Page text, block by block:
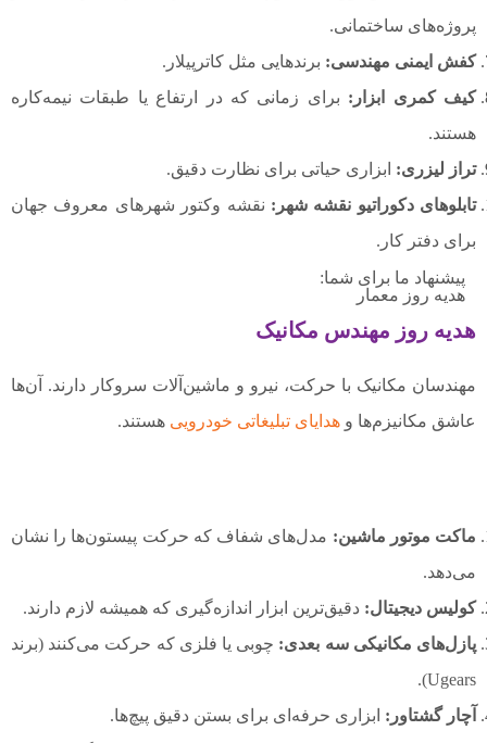
پروژه‌های ساختمانی.
کفش ایمنی مهندسی: برندهایی مثل کاترپیلار.
کیف کمری ابزار: برای زمانی که در ارتفاع یا طبقات نیمه‌کاره
هستند.
تراز لیزری: ابزاری حیاتی برای نظارت دقیق.
تابلوهای دکوراتیو نقشه شهر: نقشه وکتور شهرهای معروف جهان
برای دفتر کار.
پیشنهاد ما برای شما:
هدیه روز معمار
هدیه روز مهندس مکانیک
مهندسان مکانیک با حرکت، نیرو و ماشین‌آلات سروکار دارند. آن‌ها
عاشق مکانیزم‌ها و هدایای تبلیغاتی خودرویی هستند.
ماکت موتور ماشین: مدل‌های شفاف که حرکت پیستون‌ها را نشان
می‌دهد.
کولیس دیجیتال: دقیق‌ترین ابزار اندازه‌گیری که همیشه لازم دارند.
پازل‌های مکانیکی سه بعدی: چوبی یا فلزی که حرکت می‌کنند (برند
Ugears).
آچار گشتاور: ابزاری حرفه‌ای برای بستن دقیق پیچ‌ها.